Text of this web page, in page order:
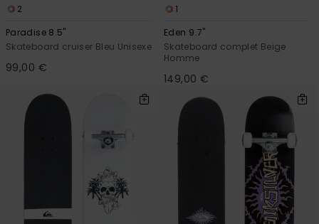
2
Paradise 8.5"
Skateboard cruiser Bleu Unisexe
99,00 €
1
Eden 9.7"
Skateboard complet Beige
Homme
149,00 €